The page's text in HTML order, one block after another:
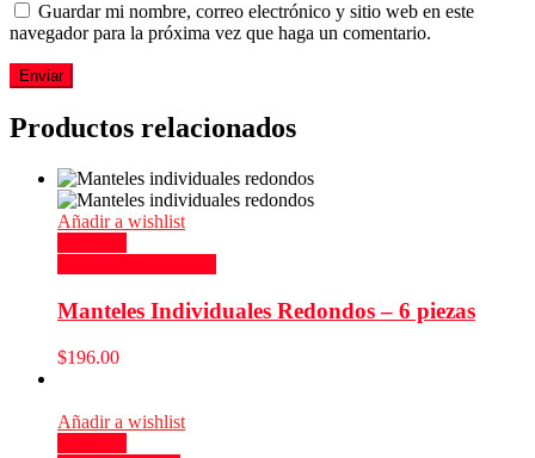
Guardar mi nombre, correo electrónico y sitio web en este
navegador para la próxima vez que haga un comentario.
Productos relacionados
Añadir a wishlist
Manteles Individuales Redondos – 6 piezas
$196.00
Añadir a wishlist